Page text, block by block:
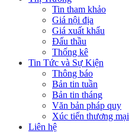
Tin tham khảo
Giá nội địa
Giá xuất khẩu
Đấu thầu
Thống kê
Tin Tức và Sự Kiện
Thông báo
Bản tin tuần
Bản tin tháng
Văn bản pháp quy
Xúc tiến thương mại
Liên hệ